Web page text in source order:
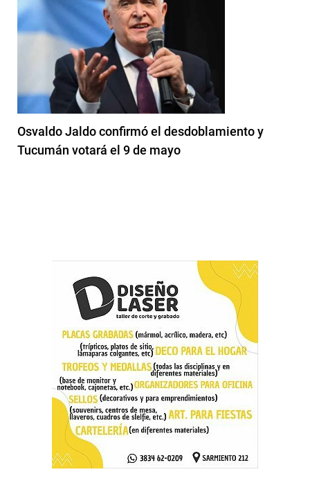
Osvaldo Jaldo confirmó el desdoblamiento y
Tucumán votará el 9 de mayo